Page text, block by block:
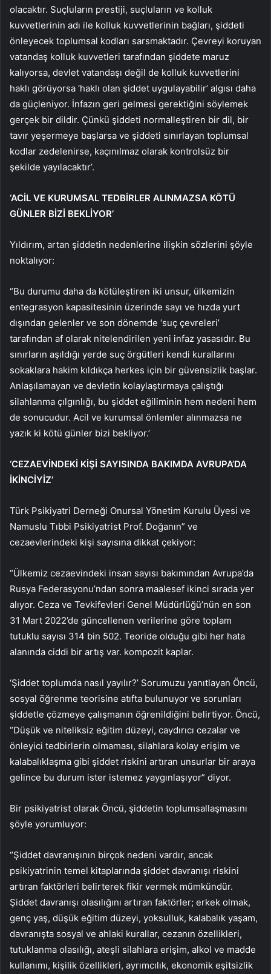
olacaktır. Suçluların prestiji, suçluların ve kolluk
kuvvetlerinin adı ile kolluk kuvvetlerinin bağları, şiddeti
önleyecek toplumsal kodları sarsmaktadır. Çevreyi koruyan
vatandaş kolluk kuvvetleri tarafından şiddete maruz
kalıyorsa, devlet vatandaşı değil de kolluk kuvvetlerini
haklı görüyorsa ‘haklı olan şiddet uygulayabilir’ algısı daha
da güçleniyor. İnfazın geri gelmesi gerektiğini söylemek
gerçek bir dildir. Çünkü şiddeti normalleştiren bir dil, bir
tavır yeşermeye başlarsa ve şiddeti sınırlayan toplumsal
kodlar zedelenirse, kaçınılmaz olarak kontrolsüz bir
şekilde yayılacaktır’.
‘ACİL VE KURUMSAL TEDBİRLER ALINMAZSA KÖTÜ
GÜNLER BİZİ BEKLİYOR’
Yıldırım, artan şiddetin nedenlerine ilişkin sözlerini şöyle
noktalıyor:
“Bu durumu daha da kötüleştiren iki unsur, ülkemizin
entegrasyon kapasitesinin üzerinde sayı ve hızda yurt
dışından gelenler ve son dönemde ‘suç çevreleri’
tarafından af olarak nitelendirilen yeni infaz yasasıdır. Bu
sınırların aşıldığı yerde suç örgütleri kendi kurallarını
sokaklara hakim kıldıkça herkes için bir güvensizlik başlar.
Anlaşılamayan ve devletin kolaylaştırmaya çalıştığı
silahlanma çılgınlığı, bu şiddet eğiliminin hem nedeni hem
de sonucudur. Acil ve kurumsal önlemler alınmazsa ne
yazık ki kötü günler bizi bekliyor.’
‘CEZAEVİNDEKİ KİŞİ SAYISINDA BAKIMDA AVRUPA’DA
İKİNCİYİZ’
Türk Psikiyatri Derneği Onursal Yönetim Kurulu Üyesi ve
Namuslu Tıbbi Psikiyatrist Prof. Doğanın” ve
cezaevlerindeki kişi sayısına dikkat çekiyor:
“Ülkemiz cezaevindeki insan sayısı bakımından Avrupa’da
Rusya Federasyonu’ndan sonra maalesef ikinci sırada yer
alıyor. Ceza ve Tevkifevleri Genel Müdürlüğü’nün en son
31 Mart 2022’de güncellenen verilerine göre toplam
tutuklu sayısı 314 bin 502. Teoride olduğu gibi her hata
alanında ciddi bir artış var. kompozit kaplar.
‘Şiddet toplumda nasıl yayılır?’ Sorumuzu yanıtlayan Öncü,
sosyal öğrenme teorisine atıfta bulunuyor ve sorunları
şiddetle çözmeye çalışmanın öğrenildiğini belirtiyor. Öncü,
“Düşük ve niteliksiz eğitim düzeyi, caydırıcı cezalar ve
önleyici tedbirlerin olmaması, silahlara kolay erişim ve
kalabalıklaşma gibi şiddet riskini artıran unsurlar bir araya
gelince bu durum ister istemez yaygınlaşıyor” diyor.
Bir psikiyatrist olarak Öncü, şiddetin toplumsallaşmasını
şöyle yorumluyor:
“Şiddet davranışının birçok nedeni vardır, ancak
psikiyatrinin temel kitaplarında şiddet davranışı riskini
artıran faktörleri belirterek fikir vermek mümkündür.
Şiddet davranışı olasılığını artıran faktörler; erkek olmak,
genç yaş, düşük eğitim düzeyi, yoksulluk, kalabalık yaşam,
davranışta sosyal ve ahlaki kurallar, cezanın özellikleri,
tutuklanma olasılığı, ateşli silahlara erişim, alkol ve madde
kullanımı, kişilik özellikleri, ayrımcılık, ekonomik eşitsizlik